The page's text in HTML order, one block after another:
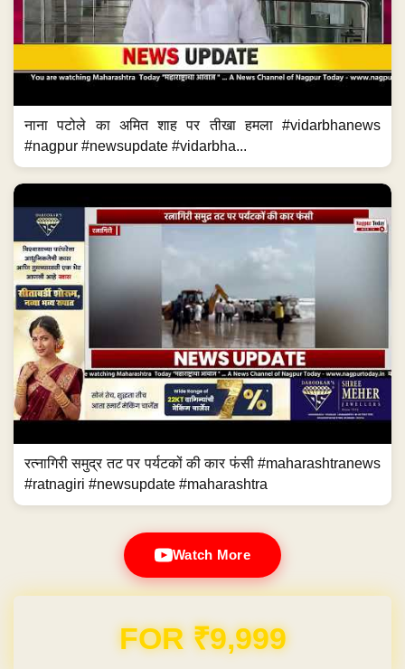
नाना पटोले का अमित शाह पर तीखा हमला #vidarbhanews
#nagpur #newsupdate #vidarbha...
रत्नागिरी समुद्र तट पर पर्यटकों की कार फंसी #maharashtranews
#ratnagiri #newsupdate #maharashtra
Watch More
FOR ₹9,999